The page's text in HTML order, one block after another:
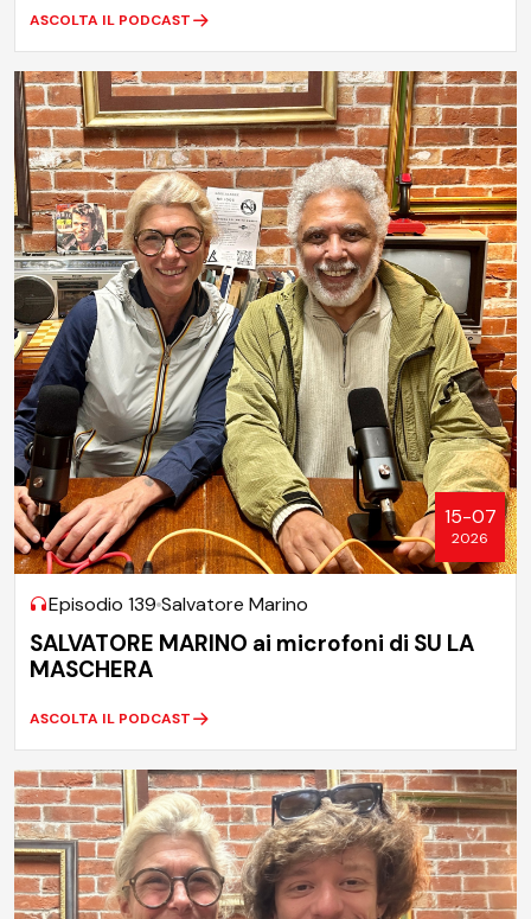
ASCOLTA IL PODCAST
15-07
2026
Episodio 139 Salvatore Marino
SALVATORE MARINO ai microfoni di SU LA
MASCHERA
ASCOLTA IL PODCAST